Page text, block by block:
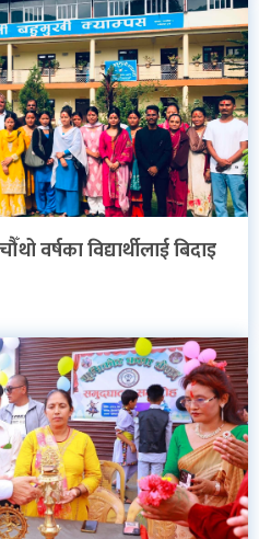
वर्षका विद्यार्थीलाई बिदाइ